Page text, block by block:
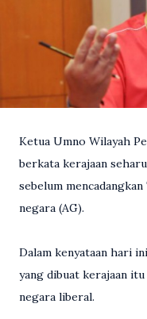
Ketua Umno Wilayah
berkata kerajaan
sebelum
negara (AG).
Dalam kenyataan hari
yang dibuat kerajaan
negara liberal.